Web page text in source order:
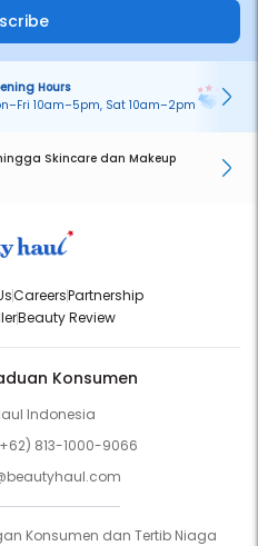
Hours
10am–5pm, Sat 10am–2pm
Skincare dan Makeup
CareersPartnership
Beauty Review
Konsumen
Indonesia
813-1000-9066
Konsumen dan Tertib Niaga